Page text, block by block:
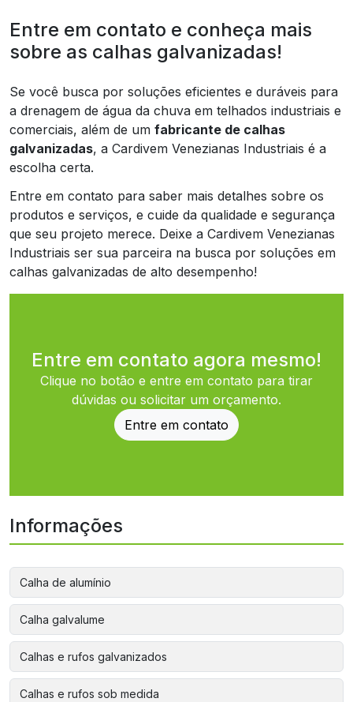
Entre em contato e conheça mais
sobre as calhas galvanizadas!
Se você busca por soluções eficientes e duráveis para
a drenagem de água da chuva em telhados industriais e
comerciais, além de um fabricante de calhas
galvanizadas, a Cardivem Venezianas Industriais é a
escolha certa.
Entre em contato para saber mais detalhes sobre os
produtos e serviços, e cuide da qualidade e segurança
que seu projeto merece. Deixe a Cardivem Venezianas
Industriais ser sua parceira na busca por soluções em
calhas galvanizadas de alto desempenho!
Entre em contato agora mesmo!
Clique no botão e entre em contato para tirar
dúvidas ou solicitar um orçamento.
Entre em contato
Informações
Calha de alumínio
Calha galvalume
Calhas e rufos galvanizados
Calhas e rufos sob medida